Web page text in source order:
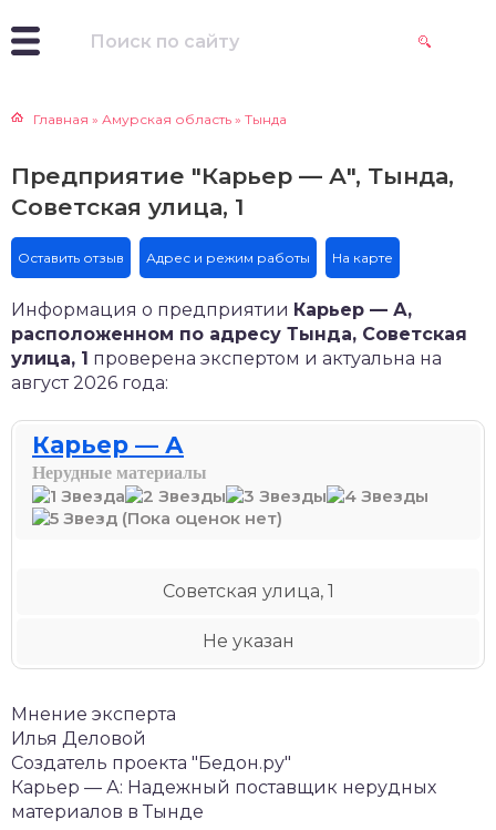
Главная » Амурская область » Тында
Предприятие "Карьер — А", Тында,
Советская улица, 1
Оставить отзыв Адрес и режим работы На карте
Информация о предприятии Карьер — А,
расположенном по адресу Тында, Советская
улица, 1 проверена экспертом и актуальна на
август 2026 года:
Карьер — А
Нерудные материалы
(Пока оценок нет)
Советская улица, 1
Не указан
Мнение эксперта
Илья Деловой
Создатель проекта "Бедон.ру"
Карьер — А: Надежный поставщик нерудных
материалов в Тынде